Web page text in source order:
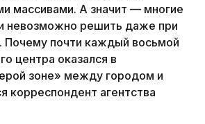
массивами. А значит — многие
невозможно решить даже при
Почему почти каждый восьмой
центра оказался в
зоне» между городом и
корреспондент агентства